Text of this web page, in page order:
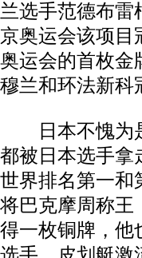
兰选手范德布雷
京奥运会该项目
奥运会的首枚金
穆兰和环法新科
日本不愧为是
都被日本选手拿
世界排名第一和
将巴克摩周称王
得一枚铜牌，他